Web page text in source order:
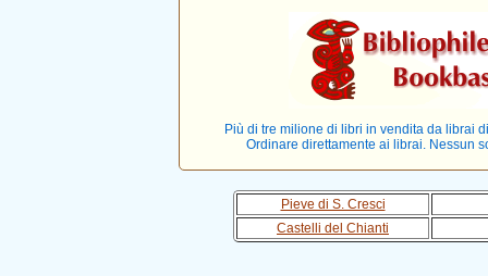
Più di tre milione di libri in vendita da librai
Ordinare direttamente ai librai. Nessun
Pieve di S. Cresci
Castelli del Chianti